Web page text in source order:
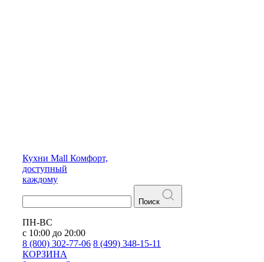
Кухни Mall Комфорт,
доступный
каждому
Поиск
ПН-ВС
с 10:00 до 20:00
8 (800) 302-77-06 8 (499) 348-15-11
КОРЗИНА